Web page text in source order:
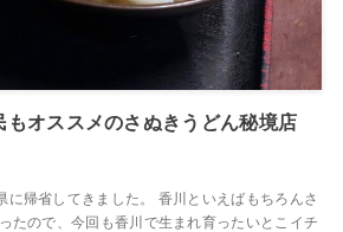
もオススメのさぬきうどん秘境店
に帰省してきました。 香川といえばもちろんさ
たので、今回も香川で生まれ育ったいとこイチ